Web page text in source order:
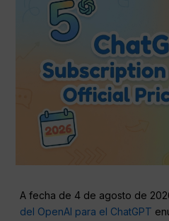
A fecha de 4 de agosto de
del OpenAI para el ChatGPT